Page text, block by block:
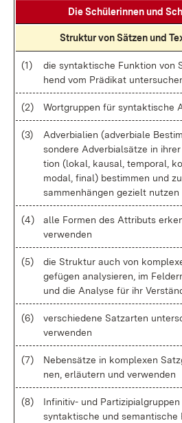
Die Schü­le­rin­nen und
Struk­tur von Sät­zen und
(1)
die syn­tak­ti­sche Funk­ti­on von
hend vom Prä­di­kat
(2) Wort­grup­pen für syn­tak­ti­sche
(3)
Ad­ver­bia­li­en (ad­ver­bia­le
son­de­re Ad­ver­bi­al­sät­ze in
ti­on (lo­kal, kau­sal, tem­po­ral,
mo­dal, fi­nal) be­stim­men und
sam­men­hän­gen ge­zielt nut­zen
(4)
al­le For­men des At­tri­buts
ver­wen­den
(5)
die Struk­tur auch von
ge­fü­gen ana­ly­sie­ren, im
und die Ana­ly­se für ihr
(6)
ver­schie­de­ne Satz­ar­ten
ver­wen­den
(7)
Ne­ben­sät­ze in kom­ple­xen
nen, er­läu­tern und ver­wen­den
(8)
In­fi­ni­tiv- und
syn­tak­ti­sche und se­man­ti­sche